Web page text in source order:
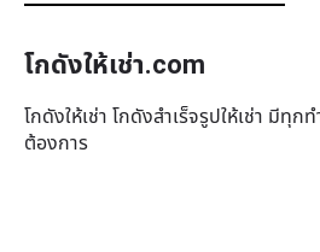
โกดังให้เช่า.com
โกดังให้เช่า โกดังสำเร็จรูปให้เช่า มีทุ
ต้องการ